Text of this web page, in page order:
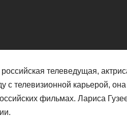
телеведущая,
с телевизионной карьерой,
фильмах. Лариса